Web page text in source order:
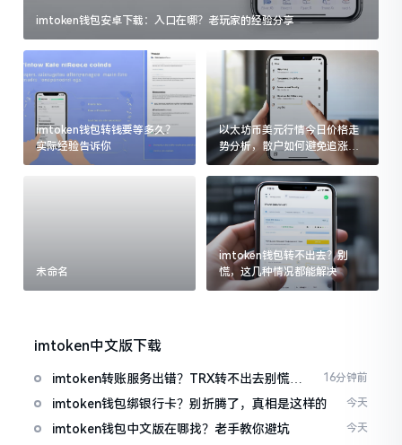
imtoken钱包安卓下载：入口在哪？老玩家的经验分享
imtoken钱包转钱要等多久？
实际经验告诉你
以太坊币美元行情今日价格走
势分析，散户如何避免追涨杀
跌被套牢
未命名
imtoken钱包转不出去？别
慌，这几种情况都能解决
imtoken中文版下载
imtoken转账服务出错？TRX转不出去别慌，
这几招试试
16分钟前
imtoken钱包绑银行卡？别折腾了，真相是这样的 今天
imtoken钱包中文版在哪找？老手教你避坑 今天